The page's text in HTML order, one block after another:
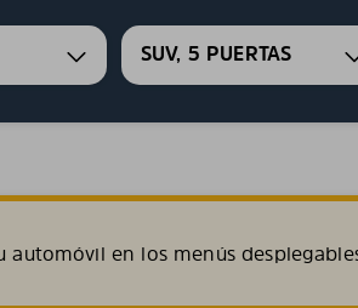
SUV, 5 PUERTAS
en los menús